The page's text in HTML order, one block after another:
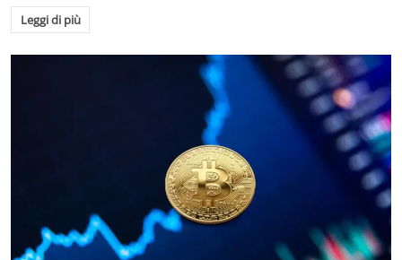
Leggi di più